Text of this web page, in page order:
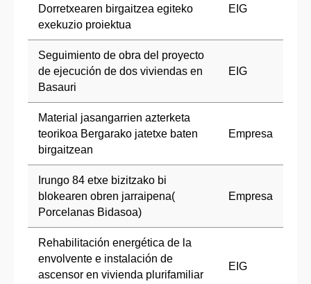
Dorretxearen birgaitzea egiteko
exekuzio proiektua
EIG
Seguimiento de obra del proyecto
de ejecución de dos viviendas en
Basauri
EIG
Material jasangarrien azterketa
teorikoa Bergarako jatetxe baten
birgaitzean
Empresa
Irungo 84 etxe bizitzako bi
blokearen obren jarraipena(
Porcelanas Bidasoa)
Empresa
Rehabilitación energética de la
envolvente e instalación de
ascensor en vivienda plurifamiliar
EIG